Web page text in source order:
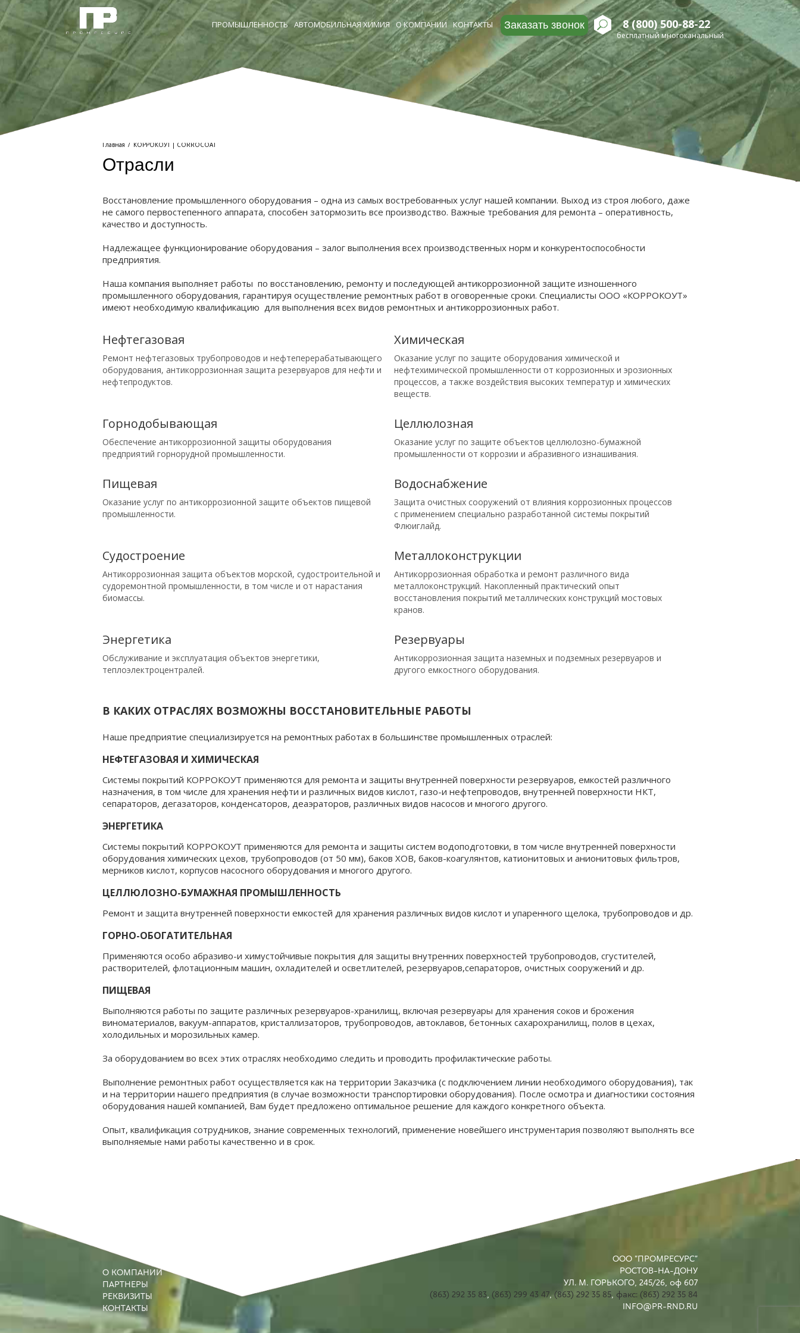
Заказать звонок 8 (800) 500-88-22
бесплатный многоканальный
ПРОМЫШЛЕННОСТЬ АВТОМОБИЛЬНАЯ ХИМИЯ О КОМПАНИИ КОНТАКТЫ
Главная / КОРРОКОУТ | CORROCOAT
Отрасли
Восстановление промышленного оборудования – одна из самых востребованных услуг нашей компании. Выход из строя любого, даже
не самого первостепенного аппарата, способен затормозить все производство. Важные требования для ремонта – оперативность,
качество и доступность.
Надлежащее функционирование оборудования – залог выполнения всех производственных норм и конкурентоспособности
предприятия.
Наша компания выполняет работы по восстановлению, ремонту и последующей антикоррозионной защите изношенного
промышленного оборудования, гарантируя осуществление ремонтных работ в оговоренные сроки. Специалисты ООО «КОРРОКОУТ»
имеют необходимую квалификацию для выполнения всех видов ремонтных и антикоррозионных работ.
Нефтегазовая
Ремонт нефтегазовых трубопроводов и нефтеперерабатывающего
оборудования, антикоррозионная защита резервуаров для нефти и
нефтепродуктов.
Химическая
Оказание услуг по защите оборудования химической и
нефтехимической промышленности от коррозионных и эрозионных
процессов, а также воздействия высоких температур и химических
веществ.
Горнодобы­вающая
Обеспечение антикоррозионной защиты оборудования
предприятий горнорудной промышленности.
Целлюлозная
Оказание услуг по защите объектов целлюлозно-бумажной
промышленности от коррозии и абразивного изнашивания.
Пищевая
Оказание услуг по антикоррозионной защите объектов пищевой
промышленности.
Водоснаб­жение
Защита очистных сооружений от влияния коррозионных процессов
с применением специально разработанной системы покрытий
Флюиглайд.
Судостроение
Антикоррозионная защита объектов морской, судостроительной и
судоремонтной промышленности, в том числе и от нарастания
биомассы.
Металло­конструкции
Антикоррозионная обработка и ремонт различного вида
металлоконструкций. Накопленный практический опыт
восстановления покрытий металлических конструкций мостовых
кранов.
Энергетика
Обслуживание и эксплуатация объектов энергетики,
теплоэлектроцентралей.
Резервуары
Антикоррозионная защита наземных и подземных резервуаров и
другого емкостного оборудования.
В КАКИХ ОТРАСЛЯХ ВОЗМОЖНЫ ВОССТАНОВИТЕЛЬНЫЕ РАБОТЫ
Наше предприятие специализируется на ремонтных работах в большинстве промышленных отраслей:
НЕФТЕГАЗОВАЯ И ХИМИЧЕСКАЯ
Системы покрытий КОРРОКОУТ применяются для ремонта и защиты внутренней поверхности резервуаров, емкостей различного
назначения, в том числе для хранения нефти и различных видов кислот, газо-и нефтепроводов, внутренней поверхности НКТ,
сепараторов, дегазаторов, конденсаторов, деаэраторов, различных видов насосов и многого другого.
ЭНЕРГЕТИКА
Системы покрытий КОРРОКОУТ применяются для ремонта и защиты систем водоподготовки, в том числе внутренней поверхности
оборудования химических цехов, трубопроводов (от 50 мм), баков ХОВ, баков-коагулянтов, катионитовых и анионитовых фильтров,
мерников кислот, корпусов насосного оборудования и многого другого.
ЦЕЛЛЮЛОЗНО-БУМАЖНАЯ ПРОМЫШЛЕННОСТЬ
Ремонт и защита внутренней поверхности емкостей для хранения различных видов кислот и упаренного щелока, трубопроводов и др.
ГОРНО-ОБОГАТИТЕЛЬНАЯ
Применяются особо абразиво-и химустойчивые покрытия для защиты внутренних поверхностей трубопроводов, сгустителей,
растворителей, флотационным машин, охладителей и осветлителей, резервуаров,сепараторов, очистных сооружений и др.
ПИЩЕВАЯ
Выполняются работы по защите различных резервуаров-хранилищ, включая резервуары для хранения соков и брожения
виноматериалов, вакуум-аппаратов, кристаллизаторов, трубопроводов, автоклавов, бетонных сахарохранилищ, полов в цехах,
холодильных и морозильных камер.
За оборудованием во всех этих отраслях необходимо следить и проводить профилактические работы.
Выполнение ремонтных работ осуществляется как на территории Заказчика (с подключением линии необходимого оборудования), так
и на территории нашего предприятия (в случае возможности транспортировки оборудования). После осмотра и диагностики состояния
оборудования нашей компанией, Вам будет предложено оптимальное решение для каждого конкретного объекта.
Опыт, квалификация сотрудников, знание современных технологий, применение новейшего инструментария позволяют выполнять все
выполняемые нами работы качественно и в срок.
О КОМПАНИИ
ПАРТНЕРЫ
РЕКВИЗИТЫ
КОНТАКТЫ
ООО "ПРОМРЕСУРС"
РОСТОВ-НА-ДОНУ
УЛ. М. ГОРЬКОГО, 245/26, оф 607
(863) 292 35 83, (863) 299 43 47,(863) 292 35 85, факс: (863) 292 35 84
INFO@PR-RND.RU